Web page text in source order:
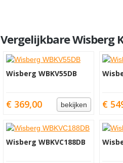
Vergelijkbare Wisberg
Wisberg WBKV55DB
€ 369,00 bekijken €
Wisberg WBKVC188DB